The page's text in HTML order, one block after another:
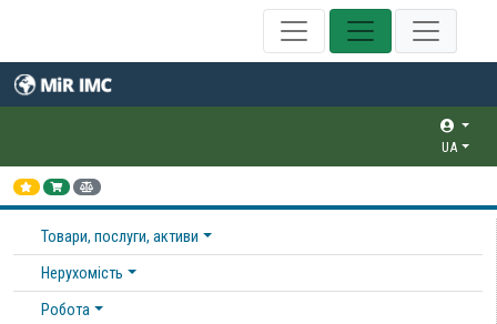
UA
Товари, послуги, активи
Нерухомість
Робота